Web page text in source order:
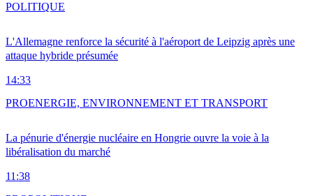
L'Allemagne renforce la sécurité à l'aéroport de Leipzig après une
attaque hybride présumée
14:33
POLITIQUE
La pénurie d'énergie nucléaire en Hongrie ouvre la voie à la
libéralisation du marché
11:38
PROENERGIE, ENVIRONNEMENT ET TRANSPORT